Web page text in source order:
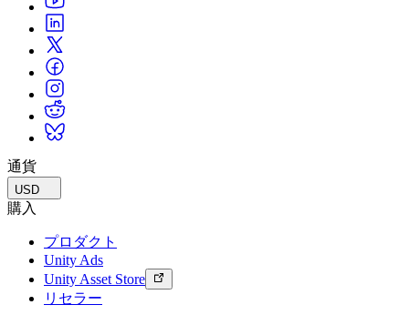
LiveOps
ローンチ後のインサイトとライブゲームオペレーション
成長
詳しく見る
発見され、モバイルユーザーを獲得する
ストアとD2C全体でIAPを管理
収益化
Unity で宣伝
Unity で収益化
活用事例
モバイルゲーム
小売
店内体験をオンライン体験に変換する
自動車
イノベーションと車内体験を促進する
すべての業界を見る
ケーススタディ
実際の成功事例
ベストプラクティスガイド
専門家のヒントとコツ
デモ
デモ、サンプル、ビルディングブロック
すべてのリソース
新機能
ブログ
更新情報、情報、技術的ヒント
お知らせ
Unity Awards
世界中のUnityクリエイターを祝う
ハウツーガイド
実用的なヒントとベストプラクティス
教育
学生向け
キャリアをスタートさせる
教育を大幅に強化
教育機関向けライセンス
認定教材
Unityのマスタリーを証明する
通貨
USD
購入
プロダクト
Unity Ads
Unity Asset Store
リセラー